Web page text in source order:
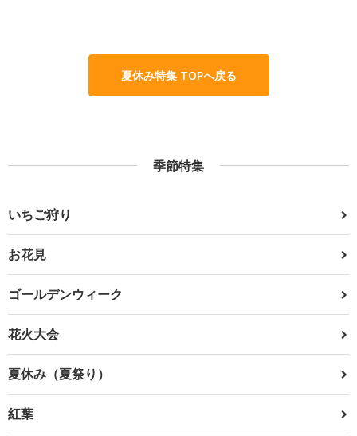
夏休み特集 TOPへ戻る
季節特集
いちご狩り
お花見
ゴールデンウィーク
花火大会
夏休み（夏祭り）
紅葉